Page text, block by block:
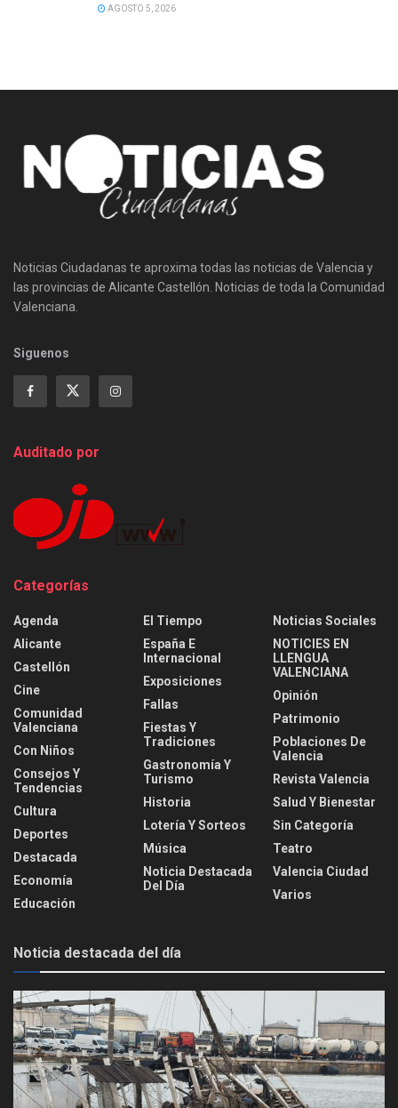
AGOSTO 5, 2026
Noticias Ciudadanas te aproxima todas las noticias de Valencia y
las provincias de Alicante Castellón. Noticias de toda la Comunidad
Valenciana.
Siguenos
Auditado por
Categorías
Agenda
Alicante
Castellón
Cine
Comunidad
Valenciana
Con Niños
Consejos Y
Tendencias
Cultura
Deportes
Destacada
Economía
Educación
El Tiempo
España E
Internacional
Exposiciones
Fallas
Fiestas Y
Tradiciones
Gastronomía Y
Turismo
Historia
Lotería Y Sorteos
Música
Noticia Destacada
Del Día
Noticias Sociales
NOTICIES EN
LLENGUA
VALENCIANA
Opinión
Patrimonio
Poblaciones De
Valencia
Revista Valencia
Salud Y Bienestar
Sin Categoría
Teatro
Valencia Ciudad
Varios
Noticia destacada del día